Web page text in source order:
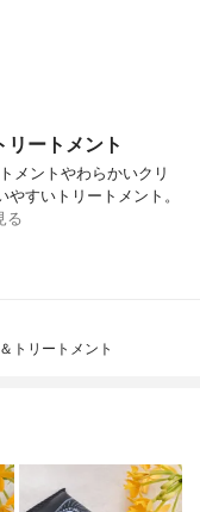
リートメント
メントやわらかいクリ
すいトリートメント。
る
トリートメント